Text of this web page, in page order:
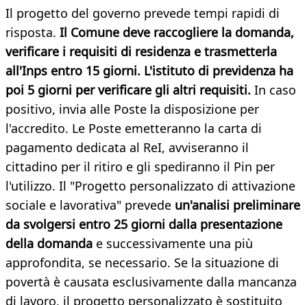
Il progetto del governo prevede tempi rapidi di
risposta. Il Comune deve raccogliere la domanda,
verificare i requisiti di residenza e trasmetterla
all'Inps entro 15 giorni. L'istituto di previdenza ha
poi 5 giorni per verificare gli altri requisiti. In caso
positivo, invia alle Poste la disposizione per
l'accredito. Le Poste emetteranno la carta di
pagamento dedicata al ReI, avviseranno il
cittadino per il ritiro e gli spediranno il Pin per
l'utilizzo. Il "Progetto personalizzato di attivazione
sociale e lavorativa" prevede un'analisi preliminare
da svolgersi entro 25 giorni dalla presentazione
della domanda e successivamente una più
approfondita, se necessario. Se la situazione di
povertà è causata esclusivamente dalla mancanza
di lavoro, il progetto personalizzato è sostituito